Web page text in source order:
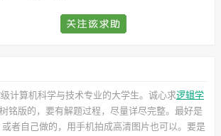
计算机科学与技术专业的大学生。诚心求逻辑学
铭版的，要有解题过程，尽量详尽完整。最好是
者自己做的，用手机拍成高清图片也可以。要是